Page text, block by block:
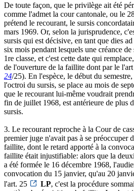
De toute façon, que le privilège ait été
comme l'admet la cour cantonale, ou le
prétend le recourant, le sursis
mars 1969. Or, selon la jurisprudence,
sursis qui est décisive, en tant que dies
six mois pendant lesquels une créance
1re classe, et c'est cette date qui
de l'ouverture de la faillite dont par le
24/25). En l'espèce, le début du
l'octroi du sursis, se place au mois de
que le recourant lui-même voudrait
fin de juillet 1968, est antérieure de plus
sursis.
3. Le recourant reproche à la Cour de
premier juge n'avait pas à se préoccuper
faillite, dont le retard apporté à la
faillite était injustifiable: alors que la
a été formée le 16 décembre 1968,
convocation du 15 janvier, qu'au 20
l'art. 25
LP, c'est la procédure